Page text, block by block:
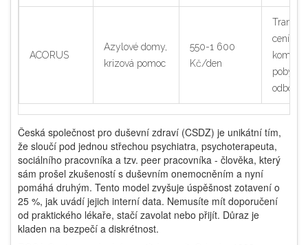
ACORUS
Azylové domy,
krizová pomoc
550-1 600
Kč/den
ceník,
pobytu
Česká společnost pro duševní zdraví (CSDZ) je unikátní tím,
že sloučí pod jednou střechou psychiatra, psychoterapeuta,
sociálního pracovníka a tzv. peer pracovníka - člověka, který
sám prošel zkušeností s duševním onemocněním a nyní
pomáhá druhým. Tento model zvyšuje úspěšnost zotavení o
25 %, jak uvádí jejich interní data. Nemusíte mít doporučení
od praktického lékaře, stačí zavolat nebo přijít. Důraz je
kladen na bezpečí a diskrétnost.